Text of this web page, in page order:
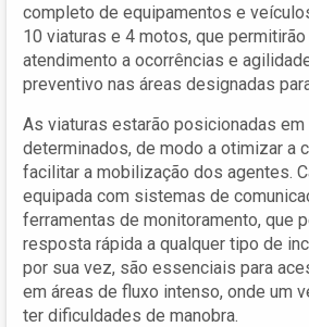
completo de equipamentos e
10 viaturas e 4 motos, que
atendimento a ocorrências e
preventivo nas áreas designadas
As viaturas estarão posicionadas em
determinados, de modo a otimizar a
facilitar a mobilização dos agentes.
equipada com sistemas de
ferramentas de monitoramento, que
resposta rápida a qualquer tipo de
por sua vez, são essenciais para
em áreas de fluxo intenso, onde um
ter dificuldades de manobra.